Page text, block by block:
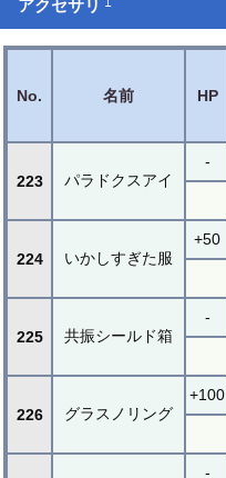
アクセサリ
No. 名前 HP
223 パラドクスアイ
-
224 いかしすぎた服
+50
225 共振シールド箱
-
226 グラスノリング
+100
-